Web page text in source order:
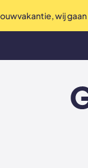
wij